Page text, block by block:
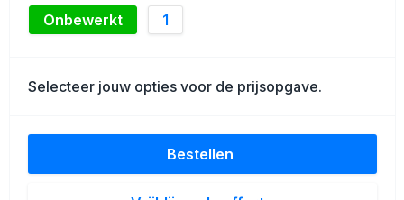
Accessoires voor tassen
Golftassen
Onbewerkt
1
Selecteer jouw opties voor de prijsopgave.
Bestellen